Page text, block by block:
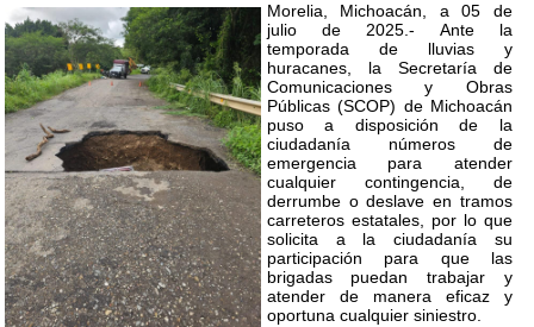
Morelia, Michoacán, a 05 de
julio de 2025.- Ante la
temporada de lluvias y
huracanes, la Secretaría de
Comunicaciones y Obras
Públicas (SCOP) de Michoacán
puso a disposición de la
ciudadanía números de
emergencia para atender
cualquier contingencia, de
derrumbe o deslave en tramos
carreteros estatales, por lo que
solicita a la ciudadanía su
participación para que las
brigadas puedan trabajar y
atender de manera eficaz y
oportuna cualquier siniestro.